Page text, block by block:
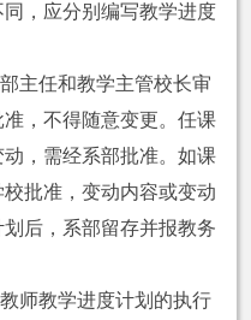
，应分别编写教学进度
主任和教学主管校长审
，不得随意变更。任课
，需经系部批准。如课
批准，变动内容或变动
后，系部留存并报教务
师教学进度计划的执行